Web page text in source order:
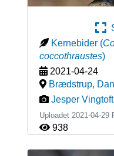
Kernebider (
coccothraustes)
2021-04-24
Brædstrup,
Jesper Vingtoft
Uploadet 2021-04-29
938